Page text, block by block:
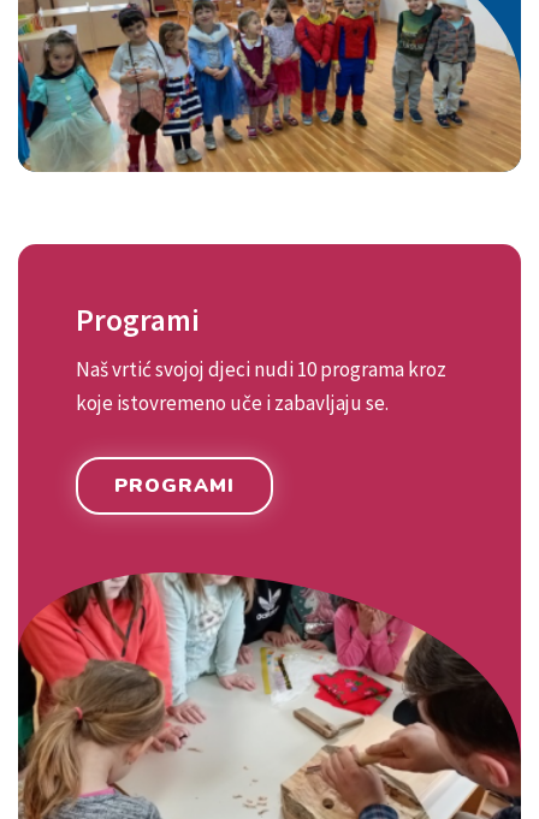
Programi
Naš vrtić svojoj djeci nudi 10 programa kroz
koje istovremeno uče i zabavljaju se.
PROGRAMI